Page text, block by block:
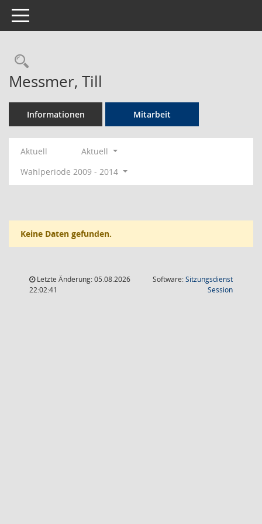
Toggle navigation
Rechercheauswahl
Messmer, Till
Informationen Mitarbeit
Aktuell
Aktuell
Wahlperiode 2009 - 2014
Keine Daten gefunden.
Letzte Änderung: 05.08.2026
22:02:41
Software:Sitzungsdienst
Session(Wird in